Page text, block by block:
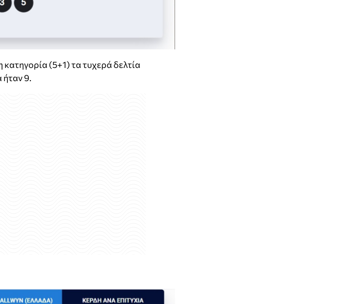
κατηγορία (5+1) τα τυχερά δελτία
ήταν 9.